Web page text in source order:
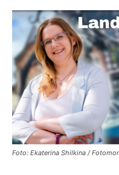
Foto: Ekaterina Shilkina /